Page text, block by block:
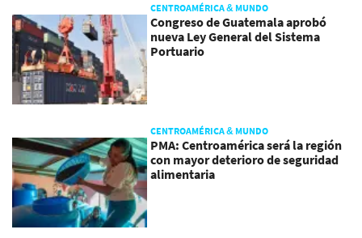
CENTROAMÉRICA & MUNDO
Congreso de Guatemala aprobó
nueva Ley General del Sistema
Portuario
CENTROAMÉRICA & MUNDO
PMA: Centroamérica será la región
con mayor deterioro de seguridad
alimentaria